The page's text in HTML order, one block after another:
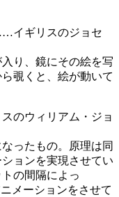
ギリスのジョセ
り、鏡にその絵を写
覗くと、絵が動いて
ウィリアム・ジョ
ったもの。原理は同
ョンを実現させてい
の間隔によっ
メーションをさせて